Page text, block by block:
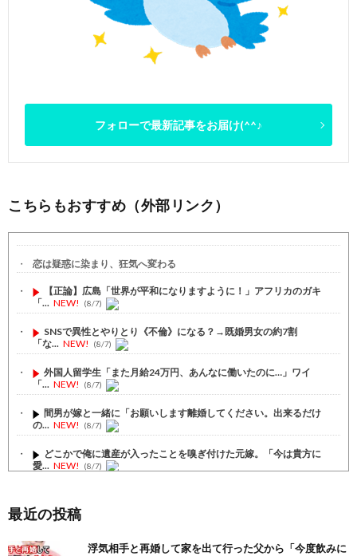
フォローで最新記事をお届け(^^♪
こちらもおすすめ（外部リンク）
恋は疑惑に染まり、狂気へ変わる
【正論】広島「世界が平和になりますように！」アフリカのガキ
「... NEW! (8/7)
SNSで異性とやりとり《不倫》になる？→既婚男女の約7割
「な... NEW! (8/7)
外国人留学生「また月給24万円、あんなに働いたのに…」ワイ
「... NEW! (8/7)
間男が嫁と一緒に「お願いします離婚してください。出来るだけ
の... NEW! (8/7)
どこかで俺に遺産が入ったことを嗅ぎ付けた元嫁。「今は貴方に
愛... NEW! (8/7)
月...
NEW!
最近の投稿
浮気相手と再婚して家を出て行った父から「今度飲みに